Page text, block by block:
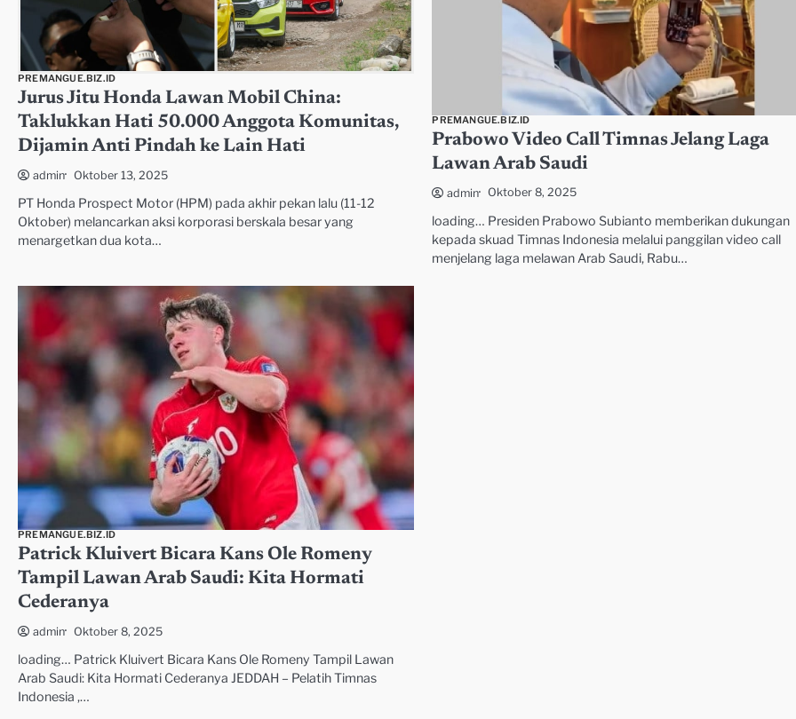
PREMANGUE.BIZ.ID
Jurus Jitu Honda Lawan Mobil China:
Taklukkan Hati 50.000 Anggota Komunitas,
Dijamin Anti Pindah ke Lain Hati
admin Oktober 13, 2025
PT Honda Prospect Motor (HPM) pada akhir pekan lalu (11-12
Oktober) melancarkan aksi korporasi berskala besar yang
menargetkan dua kota…
PREMANGUE.BIZ.ID
Prabowo Video Call Timnas Jelang Laga
Lawan Arab Saudi
admin Oktober 8, 2025
loading… Presiden Prabowo Subianto memberikan dukungan
kepada skuad Timnas Indonesia melalui panggilan video call
menjelang laga melawan Arab Saudi, Rabu…
PREMANGUE.BIZ.ID
Patrick Kluivert Bicara Kans Ole Romeny
Tampil Lawan Arab Saudi: Kita Hormati
Cederanya
admin Oktober 8, 2025
loading… Patrick Kluivert Bicara Kans Ole Romeny Tampil Lawan
Arab Saudi: Kita Hormati Cederanya JEDDAH – Pelatih Timnas
Indonesia ,…